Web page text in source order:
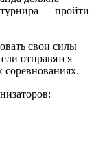
турнира — пройти
свои силы
отправятся